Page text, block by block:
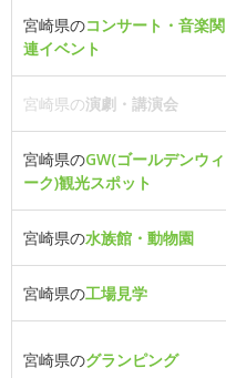
宮崎県のコンサート・音楽関
連イベント
宮崎県の演劇・講演会
宮崎県のGW(ゴールデンウィ
ーク)観光スポット
宮崎県の水族館・動物園
宮崎県の工場見学
宮崎県のグランピング